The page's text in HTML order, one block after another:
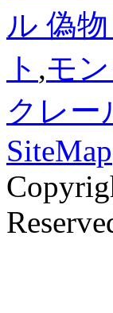
ル 偽
ト ,モ
クレー
SiteMap